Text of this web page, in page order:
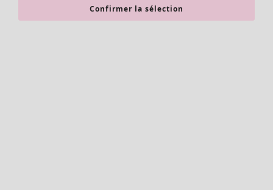
Confirmer la sélection